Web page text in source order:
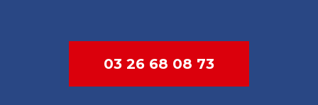
03 26 68 08 73